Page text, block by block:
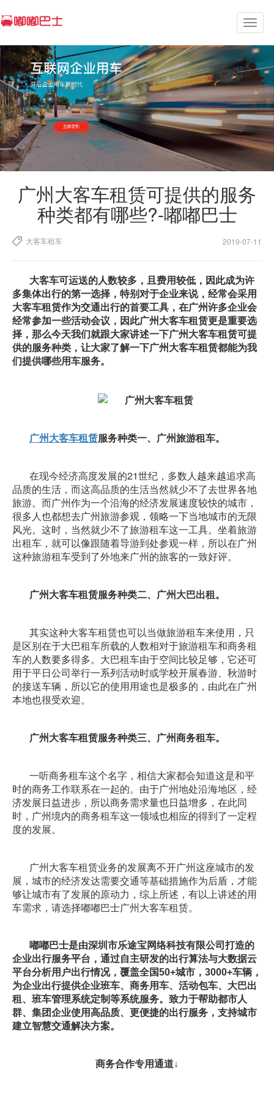
广州大客车租赁可提供的服务
种类都有哪些?-嘟嘟巴士
大客车租车 2019-07-11
大客车可运送的人数较多，且费用较低，因此成为许
多集体出行的第一选择，特别对于企业来说，经常会采用
大客车租赁作为交通出行的首要工具，在广州许多企业会
经常参加一些活动会议，因此广州大客车租赁更是重要选
择，那么今天我们就跟大家讲述一下广州大客车租赁可提
供的服务种类，让大家了解一下广州大客车租赁都能为我
们提供哪些用车服务。
广州大客车租赁服务种类一、广州旅游租车。
在现今经济高度发展的21世纪，多数人越来越追求高
品质的生活，而这高品质的生活当然就少不了去世界各地
旅游。而广州作为一个沿海的经济发展速度较快的城市，
很多人也都想去广州旅游参观，领略一下当地城市的无限
风光。这时，当然就少不了旅游租车这一工具。坐着旅游
出租车，就可以像跟随着导游到处参观一样，所以在广州
这种旅游租车受到了外地来广州的旅客的一致好评。
广州大客车租赁服务种类二、广州大巴出租。
其实这种大客车租赁也可以当做旅游租车来使用，只
是区别在于大巴租车所载的人数相对于旅游租车和商务租
车的人数要多得多。大巴租车由于空间比较足够，它还可
用于平日公司举行一系列活动时或学校开展春游、秋游时
的接送车辆，所以它的使用用途也是极多的，由此在广州
本地也很受欢迎。
广州大客车租赁服务种类三、广州商务租车。
一听商务租车这个名字，相信大家都会知道这是和平
时的商务工作联系在一起的。由于广州地处沿海地区，经
济发展日益进步，所以商务需求量也日益增多，在此同
时，广州境内的商务租车这一领域也相应的得到了一定程
度的发展。
广州大客车租赁业务的发展离不开广州这座城市的发
展，城市的经济发达需要交通等基础措施作为后盾，才能
够让城市有了发展的原动力，综上所述，有以上讲述的用
车需求，请选择嘟嘟巴士广州大客车租赁。
嘟嘟巴士是由深圳市乐途宝网络科技有限公司打造的
企业出行服务平台，通过自主研发的出行算法与大数据云
平台分析用户出行情况，覆盖全国50+城市，3000+车辆，
为企业出行提供企业班车、商务用车、活动包车、 大巴出
租、班车管理系统定制等系统服务。致力于帮助都市人
群、集团企业使用高品质、更便捷的出行服务，支持城市
建立智慧交通解决方案。
商务合作专用通道↓